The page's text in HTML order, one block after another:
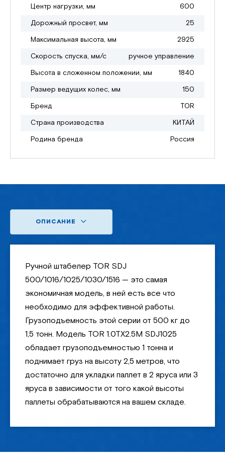
Центр нагрузки, мм
600
Дорожный просвет, мм
25
Максимальная высота, мм
2925
Скорость спуска, мм/с
ручное управление
Высота в сложенном положении, мм
1840
Размер ведущих колес, мм
150
Бренд
TOR
Страна производства
КИТАЙ
Родина бренда
Россия
ОПИСАНИЕ
Ручной штабелер TOR SDJ
500/1016/1025/1030/1516 — это самая
экономичная модель, в ней есть все что
необходимо для эффективной работы.
Грузоподъемность этой серии от 500 кг до
1,5 тонн. Модель TOR 1.0TX2.5M SDJ1025
обладает грузоподъемностью 1 тонна и
поднимает груз на высоту 2,5 метров, что
достаточно для укладки паллет в 2 яруса или 3
яруса в зависимости от того какой высоты
паллеты обрабатываются на вашем складе.